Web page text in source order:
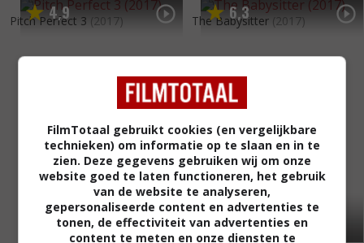
4,9
Pitch Perfect 3 (2017) 6,3
The Babysitter (2017)
FilmTotaal gebruikt cookies (en vergelijkbare
technieken) om informatie op te slaan en in te
zien. Deze gegevens gebruiken wij om onze
website goed te laten functioneren, het gebruik
van de website te analyseren,
gepersonaliseerde content en advertenties te
tonen, de effectiviteit van advertenties en
content te meten en onze diensten te